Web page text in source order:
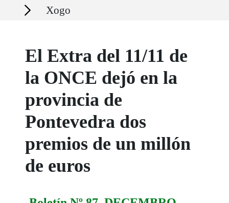
Secciones Xogo
El Extra del 11/11 de
la ONCE dejó en la
provincia de
Pontevedra dos
premios de un millón
de euros